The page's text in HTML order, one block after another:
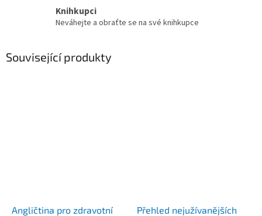
Knihkupci
Neváhejte a obraťte se na své knihkupce
Související produkty
Angličtina pro zdravotní
Přehled nejužívanějších